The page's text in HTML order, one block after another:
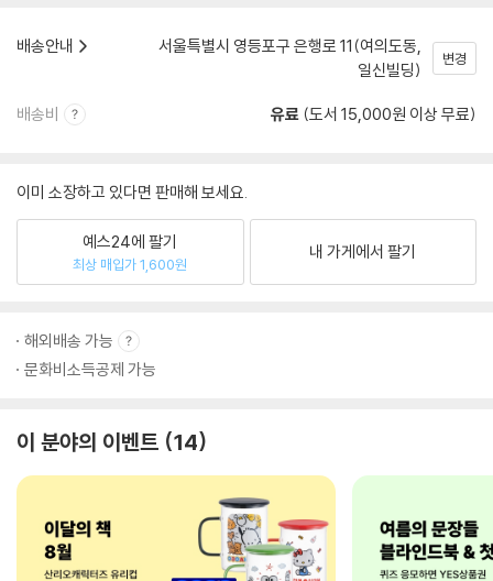
배송안내
서울특별시 영등포구 은행로 11(여의도동,
일신빌딩)
변경
배송비 유료 (도서 15,000원 이상 무료)
이미 소장하고 있다면 판매해 보세요.
예스24에 팔기
최상 매입가 1,600원
내 가게에서 팔기
해외배송 가능
문화비소득공제 가능
이 분야의 이벤트 14